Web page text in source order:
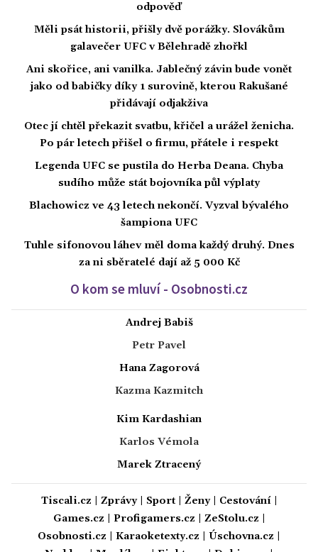
odpověď
Měli psát historii, přišly dvě porážky. Slovákům
galavečer UFC v Bělehradě zhořkl
Ani skořice, ani vanilka. Jablečný závin bude vonět
jako od babičky díky 1 surovině, kterou Rakušané
přidávají odjakživa
Otec jí chtěl překazit svatbu, křičel a urážel ženicha.
Po pár letech přišel o firmu, přátele i respekt
Legenda UFC se pustila do Herba Deana. Chyba
sudího může stát bojovníka půl výplaty
Blachowicz ve 43 letech nekončí. Vyzval bývalého
šampiona UFC
Tuhle sifonovou láhev měl doma každý druhý. Dnes
za ni sběratelé dají až 5 000 Kč
O kom se mluví - Osobnosti.cz
Andrej Babiš
Petr Pavel
Hana Zagorová
Kazma Kazmitch
Kim Kardashian
Karlos Vémola
Marek Ztracený
Tiscali.cz Zprávy| Sport| Ženy| Cestování|
Games.cz
Profigamers.cz ZeStolu.cz
Osobnosti.cz
Karaoketexty.cz Úschovna.cz